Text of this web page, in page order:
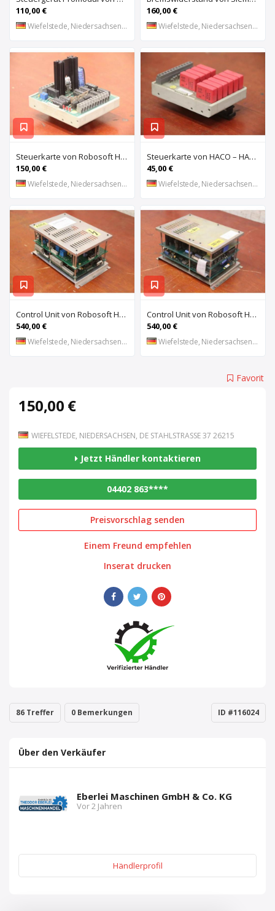
110,00 €
Wiefelstede, Niedersachsen, DE
160,00 €
Wiefelstede, Niedersachsen, DE
Steuerkarte von Robosoft HACO – HACC 013 PPES 30135
150,00 €
Wiefelstede, Niedersachsen, DE
Steuerkarte von HACO – HACE 032 PPES 30135
45,00 €
Wiefelstede, Niedersachsen, DE
Control Unit von Robosoft HACO – 411-1153 PPES 30135
540,00 €
Wiefelstede, Niedersachsen, DE
Control Unit von Robosoft HACO – 411-1084 / 412-0112 / 412-0094 PPES 30135
540,00 €
Wiefelstede, Niedersachsen, DE
Favorit
150,00 €
WIEFELSTEDE, NIEDERSACHSEN, DE STAHLSTRASSE 37 26215
Jetzt Händler kontaktieren
04402 863****
Preisvorschlag senden
Einem Freund empfehlen
Inserat drucken
86 Treffer 0 Bemerkungen ID #116024
Über den Verkäufer
Eberlei Maschinen GmbH & Co. KG
Vor 2 Jahren
Händlerprofil